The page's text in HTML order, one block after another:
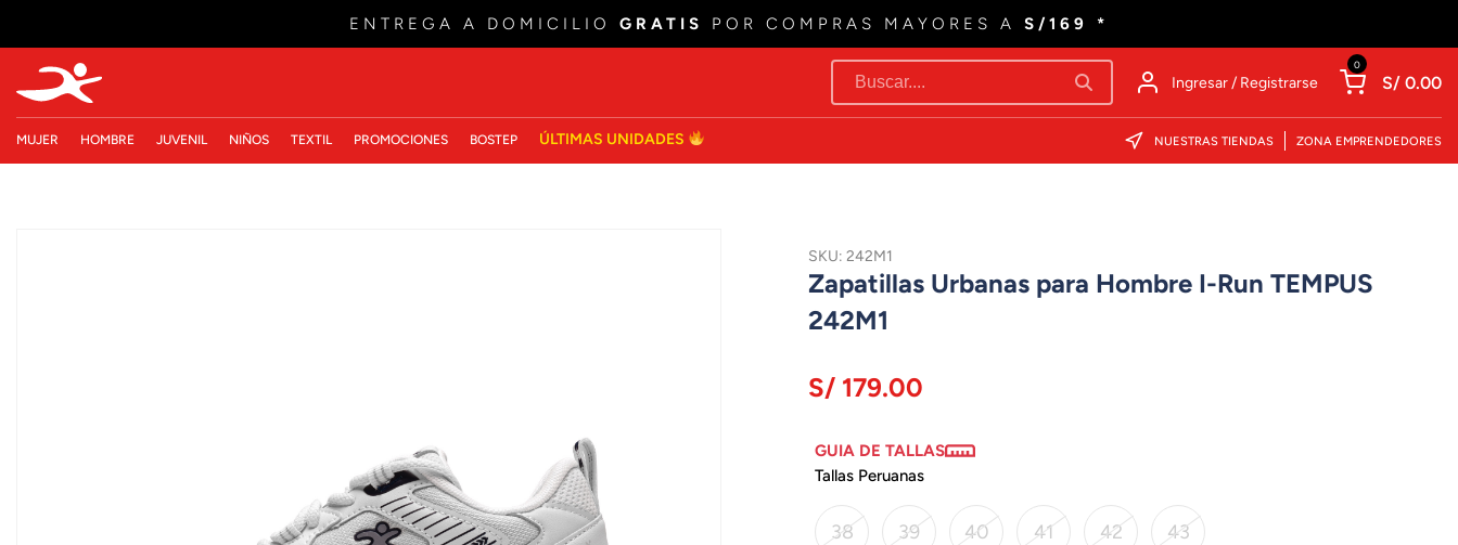
ENTREGA A DOMICILIO GRATIS POR COMPRAS MAYORES A S/169 *
Ingresar / Registrarse
0
S/ 0.00
MUJER HOMBRE JUVENIL NIÑOS TEXTIL PROMOCIONES BOSTEP ÚLTIMAS UNIDADES NUESTRAS TIENDAS ZONA EMPRENDEDORES
SKU: 242M1
Zapatillas Urbanas para Hombre I-Run TEMPUS
242M1
S/ 179.00
GUIA DE TALLAS
Tallas Peruanas
38 39 40 41 42 43